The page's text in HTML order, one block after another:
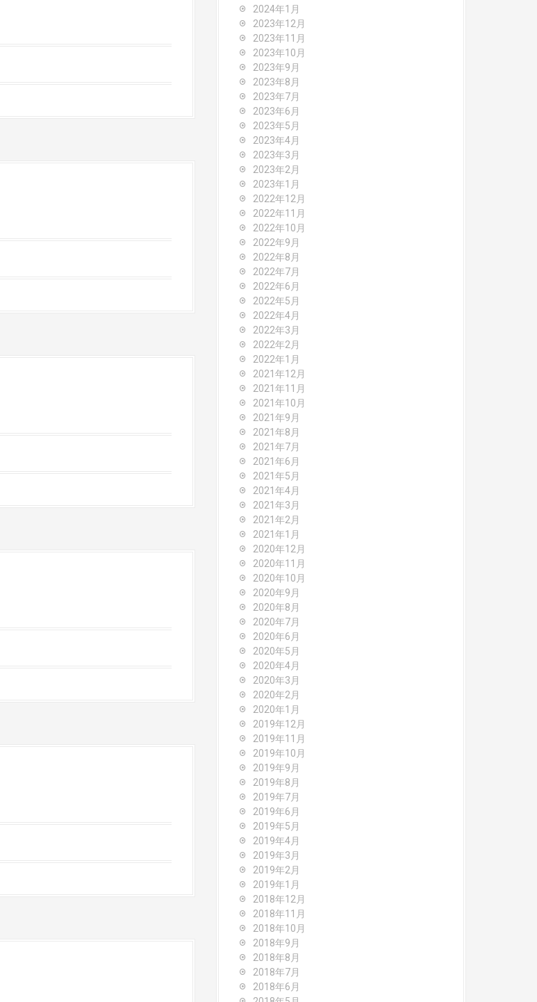
2024年1月
2023年12月
2023年11月
2023年10月
2023年9月
2023年8月
2023年7月
2023年6月
2023年5月
2023年4月
2023年3月
2023年2月
2023年1月
2022年12月
2022年11月
2022年10月
2022年9月
2022年8月
2022年7月
2022年6月
2022年5月
2022年4月
2022年3月
2022年2月
2022年1月
2021年12月
2021年11月
2021年10月
2021年9月
2021年8月
2021年7月
2021年6月
2021年5月
2021年4月
2021年3月
2021年2月
2021年1月
2020年12月
2020年11月
2020年10月
2020年9月
2020年8月
2020年7月
2020年6月
2020年5月
2020年4月
2020年3月
2020年2月
2020年1月
2019年12月
2019年11月
2019年10月
2019年9月
2019年8月
2019年7月
2019年6月
2019年5月
2019年4月
2019年3月
2019年2月
2019年1月
2018年12月
2018年11月
2018年10月
2018年9月
2018年8月
2018年7月
2018年6月